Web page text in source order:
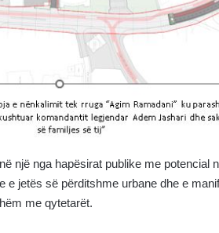
një nga hapësirat publike me potencial
jetës së përditshme urbane dhe e
me qytetarët.